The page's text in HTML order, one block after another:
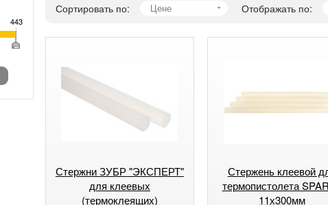
443
Сортировать по: Цене Отображать по:
Стержни ЗУБР "ЭКСПЕРТ"
для клеевых
(термоклеящих)
Стержень клеевой
термопистолета
11х300мм